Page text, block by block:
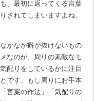
、最初に返ってくる言葉
されてしまいますよね。
かなか癖が抜けないもの
なのが、周りの素敵なモ
配りをしているかに注目
です。もし周りにお手本
言葉の作法」「気配りの